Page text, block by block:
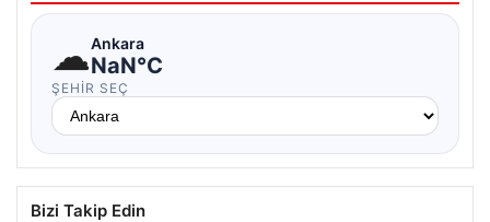
☁Ankara
NaN°C
ŞEHIR SEÇ
Bizi Takip Edin